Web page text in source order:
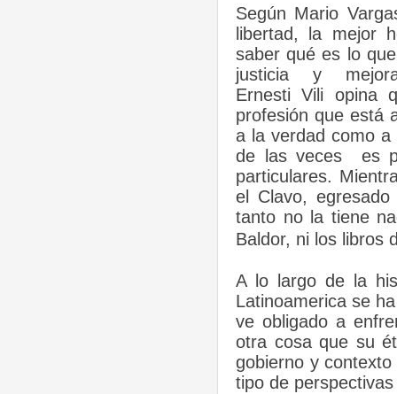
Según Mario
libertad, la mejor
saber qué es lo
justicia y
Ernesti Vili opina
profesión que está
a la verdad como a
de las veces es
particulares.
el Clavo,
tanto no la tiene
Baldor, ni los libros
A lo largo de la
Latinoamerica se
ve obligado a
otra cosa que su
gobierno y
tipo de